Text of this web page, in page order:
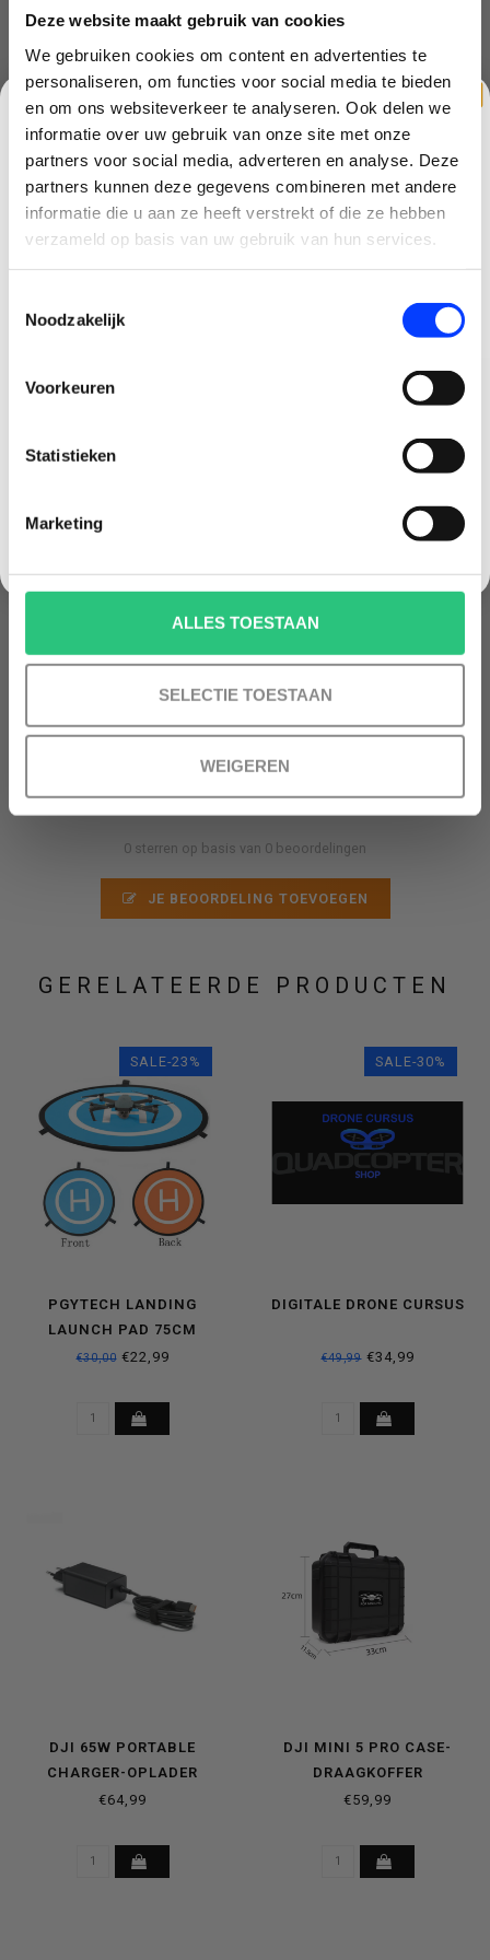
Deze website maakt gebruik van cookies
We gebruiken cookies om content en advertenties te
personaliseren, om functies voor social media te bieden
en om ons websiteverkeer te analyseren. Ook delen we
informatie over uw gebruik van onze site met onze
partners voor social media, adverteren en analyse. Deze
partners kunnen deze gegevens combineren met andere
informatie die u aan ze heeft verstrekt of die ze hebben
verzameld op basis van uw gebruik van hun services.
Noodzakelijk
Voorkeuren
Statistieken
Marketing
ALLES TOESTAAN
SELECTIE TOESTAAN
WEIGEREN
De ingebouwde 5200mAh accu laadt op in slechts 1,5 uur en biedt
tot 4 uur gebruikstijd. Opladen doe je eenvoudig via USB-C.
O4 Videotransmissie
In combinatie met drones die O4-transmissie ondersteunen –
zoals de DJI Mini 5 Pro – ontvang je een livefeed in 1080p met 60
fps. Dat zorgt voor een vloeiend beeld, minder vertraging en een
betrouwbare verbinding tot wel 20 km afstand.
DJI Mini 5 Pro - Fly More Combo - including RC331 Smart
DJI mini 5 PRO
3 paar reserve propellers
Schoudertas
Propellerguards
2 jaar garantie
DJI Mini 5 Pro - Fly More Combo - including
gratis digitale drone cursus
0 sterren op basis van 0 beoordelingen
JE BEOORDELING TOEVOEGEN
GERELATEERDE PRODUCTEN
SALE-23%
PGYTECH LANDING
LAUNCH PAD 75CM
€30,00€22,99
SALE-30%
DIGITALE DRONE CURSUS
€49,99€34,99
DJI 65W PORTABLE
CHARGER-OPLADER
€64,99
DJI MINI 5 PRO CASE-
DRAAGKOFFER
€59,99
CLAIM KORTING OP JE EERSTE
BESTELLING!